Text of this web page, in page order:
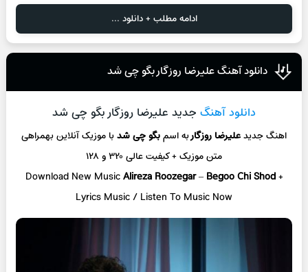
ادامه مطلب + دانلود ...
دانلود آهنگ علیرضا روزگار بگو چی شد
دانلود آهنگ جدید علیرضا روزگار بگو چی شد
اهنگ جدیدعلیرضا روزگاربه اسمبگو چی شدبا موزیک آنلاینبهمراهی
متن موزیک + کیفیت عالی ۳۲۰ و ۱۲۸
Download New MusicAlireza Roozegar–Begoo Chi Shod+
Lyrics Music / Listen To Music Now